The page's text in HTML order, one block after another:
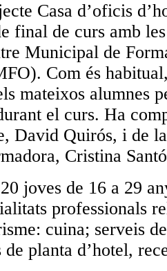
Casa d’oficis
final de curs amb
Municipal de
Com és
mateixos alumnes
el curs. Ha
David Quirós, i de
Cristina
joves de 16 a 29
professionals
cuina; serveis
planta d’hotel,